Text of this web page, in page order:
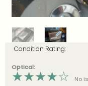
Condition Rating:
Optical:
★★★★☆ No